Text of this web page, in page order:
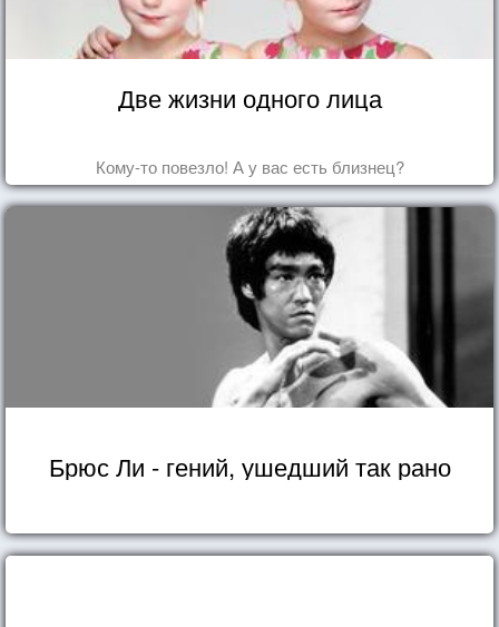
Две жизни одного лица
Кому-то повезло! А у вас есть близнец?
Брюс Ли - гений, ушедший так рано